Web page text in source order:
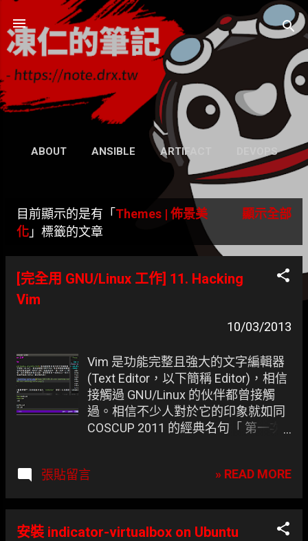
跳到主要內容
凍仁的筆記
- https://note.drx.tw
網頁
ABOUT ANSIBLE ARTIFACT DEVOPS
WIKI 更多…
GRAVATAR
發
表
文
章
目前顯示的是有「Themes | 佈景美
化 」標籤的文章
顯示全部
[完全用 GNU/Linux 工作] 11. Hacking
Vim
10/03/2013
Vim 是功能完整且強大的文字編輯器
(Text Editor，以下簡稱 Editor)，相信
接觸過 GNU/Linux 的伙伴都曾接觸
過。相信不少人對於它的印象就如同
COSCUP 2011 的經典名句「 第一次
習得第一成的功力，待大成後，其帶
的！ ▲ 使用 markdown 語法撰寫鐵
人賽文章的截圖。 視窗切割及 CtrlP
張貼留言 » READ MORE
安裝 indicator-virtualbox on Ubuntu